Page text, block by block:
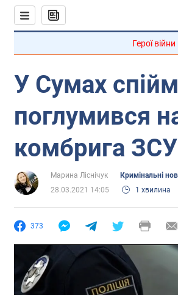
Герої війни
У Сумах
поглумився
комбрига ЗСУ
Марина Ліснічук
Кримінальні
28.03.2021 14:05
1 хвилина
373